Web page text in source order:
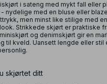
i sateng med mykt fall eller
nydelige med en bluse eller
men minst like stilige med
Strikkede skjørt er praktiske
og denimskjørt gir en
til kveld. Uansett lengde eller stil
skjørtet ditt